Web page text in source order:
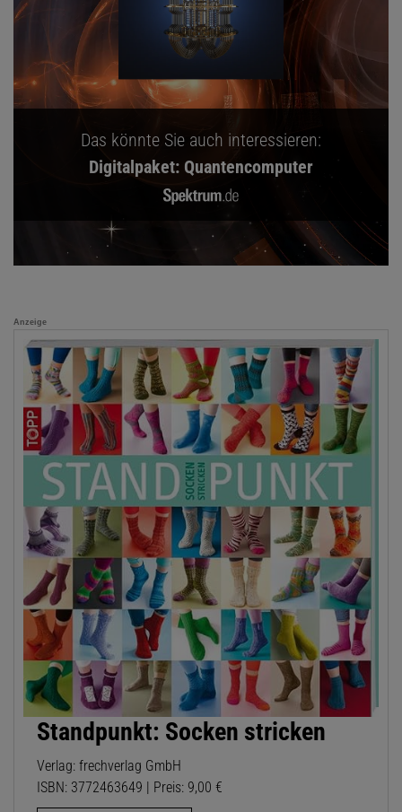
Das könnte Sie auch interessieren:
Digitalpaket: Quantencomputer
Anzeige
Standpunkt: Socken stricken
Verlag: frechverlag GmbH
ISBN: 3772463649 | Preis: 9,00 €